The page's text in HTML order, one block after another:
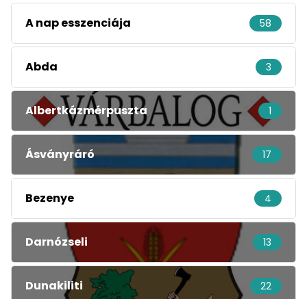
A nap esszenciája 58
Abda 3
Albertkázmérpuszta 1
Ásványráró 17
Bezenye 4
Darnózseli 13
Dunakiliti 22